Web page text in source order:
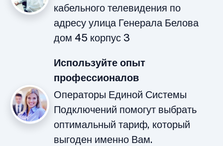
кабельного телевидения по
адресу улица Генерала Белова
дом 45 корпус 3
Используйте опыт
профессионалов
Операторы Единой Системы
Подключений помогут выбрать
оптимальный тариф, который
выгоден именно Вам.